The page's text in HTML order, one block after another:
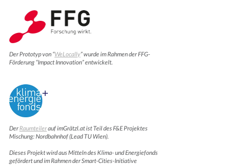
Der Prototyp von “WeLocally” wurde im Rahmen der FFG-
Förderung “Impact Innovation” entwickelt.
DerRaumteilerauf imGrätzl.at ist Teil des F&E Projektes
Mischung: Nordbahnhof (Lead TU Wien).
Dieses Projekt wird aus Mitteln des Klima- und Energiefonds
gefördert und im Rahmen der Smart-Cities-Initiative